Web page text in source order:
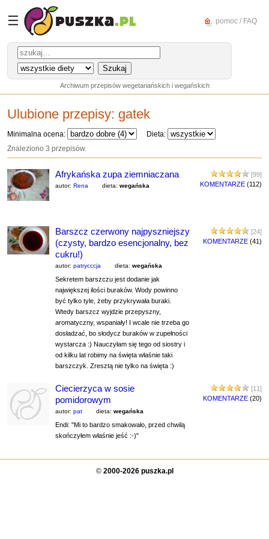
☰ pomoc / FAQ
Archiwum przepisów wegetariańskich i wegańskich
Ulubione przepisy: gatek
Minimalna ocena:
Dieta:
Znaleziono 3 przepisów.
[99]
KOMENTARZE (112)
Afrykańska zupa ziemniaczana
autor: Rena dieta: wegańska
[24]
KOMENTARZE (41)
Barszcz czerwony najpyszniejszy
(czysty, bardzo esencjonalny, bez
cukru!)
autor: patrycccja dieta: wegańska
Sekretem barszczu jest dodanie jak
największej ilości buraków. Wody powinno
być tylko tyle, żeby przykrywała buraki.
Wtedy barszcz wyjdzie przepyszny,
aromatyczny, wspaniały! I wcale nie trzeba go
dosładzać, bo słodycz buraków w zupełności
wystarcza :) Nauczyłam się tego od siostry i
od kilku lat robimy na święta właśnie taki
barszczyk. Zresztą nie tylko na święta :)
[11]
KOMENTARZE (20)
Ciecierzyca w sosie
pomidorowym
autor: pat dieta: wegańska
Endi: "Mi to bardzo smakowało, przed chwilą
skończyłem właśnie jeść :-)"
© 2000-2026 puszka.pl